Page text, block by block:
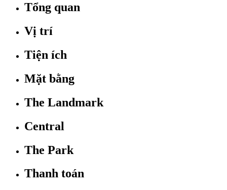
Tổng quan
Vị trí
Tiện ích
Mặt bằng
The Landmark
Central
The Park
Thanh toán